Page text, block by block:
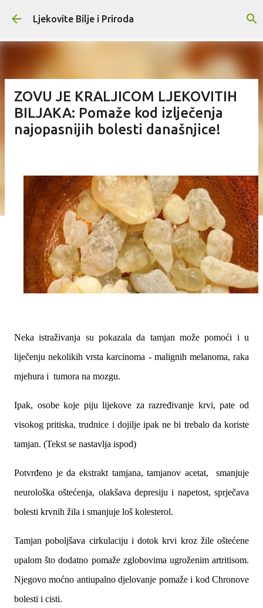
Skip to main content
Ljekovite Bilje i Priroda
ZOVU JE KRALJICOM LJEKOVITIH
BILJAKA: Pomaže kod izlječenja
najopasnijih bolesti današnjice!
Neka istraživanja su pokazala da tamjan može pomoći i u
liječenju nekolikih vrsta karcinoma - malignih melanoma, raka
mjehura i tumora na mozgu.
Ipak, osobe koje piju lijekove za razređivanje krvi, pate od
visokog pritiska, trudnice i dojilje ipak ne bi trebalo da koriste
tamjan. (Tekst se nastavlja ispod)
Potvrđeno je da ekstrakt tamjana, tamjanov acetat, smanjuje
neurološka oštećenja, olakšava depresiju i napetost, sprječava
bolesti krvnih žila i smanjuje loš kolesterol.
Tamjan poboljšava cirkulaciju i dotok krvi kroz žile oštećene
upalom što dodatno pomaže zglobovima ugroženim artritisom.
Njegovo moćno antiupalno djelovanje pomaže i kod Chronove
bolesti i cisti.